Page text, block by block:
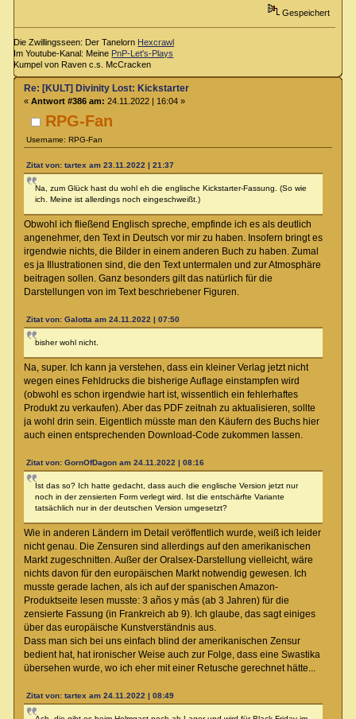
Gespeichert
Die Zwillingsseen: Der Tanelorn Hexcrawl
Im Youtube-Kanal: Meine PnP-Let's-Plays
Kumpel von Raven c.s. McCracken
RPG-Fan
Username: RPG-Fan
Re: [KULT] Divinity Lost: Kickstarter
« Antwort #386 am: 24.11.2022 | 16:04 »
Zitat von: tartex am 23.11.2022 | 21:37
Na, zum Glück hast du wohl eh die englische Kickstarter-Fassung. (So wie
ich. Meine ist allerdings noch eingeschweißt.)
Obwohl ich fließend Englisch spreche, empfinde ich es als deutlich
angenehmer, den Text in Deutsch vor mir zu haben. Insofern bringt es
irgendwie nichts, die Bilder in einem anderen Buch zu haben. Zumal
es ja Illustrationen sind, die den Text untermalen und zur Atmosphäre
beitragen sollen. Ganz besonders gilt das natürlich für die
Darstellungen von im Text beschriebener Figuren.
Zitat von: Galotta am 24.11.2022 | 07:50
bisher wohl nicht.
Na, super. Ich kann ja verstehen, dass ein kleiner Verlag jetzt nicht
wegen eines Fehldrucks die bisherige Auflage einstampfen wird
(obwohl es schon irgendwie hart ist, wissentlich ein fehlerhaftes
Produkt zu verkaufen). Aber das PDF zeitnah zu aktualisieren, sollte
ja wohl drin sein. Eigentlich müsste man den Käufern des Buchs hier
auch einen entsprechenden Download-Code zukommen lassen.
Zitat von: GornOfDagon am 24.11.2022 | 08:16
Ist das so? Ich hatte gedacht, dass auch die englische Version jetzt nur
noch in der zensierten Form verlegt wird. Ist die entschärfte Variante
tatsächlich nur in der deutschen Version umgesetzt?
Wie in anderen Ländern im Detail veröffentlich wurde, weiß ich leider
nicht genau. Die Zensuren sind allerdings auf den amerikanischen
Markt zugeschnitten. Außer der Oralsex-Darstellung vielleicht, wäre
nichts davon für den europäischen Markt notwendig gewesen. Ich
musste gerade lachen, als ich auf der spanischen Amazon-
Produktseite lesen musste: 3 años y más (ab 3 Jahren) für die
zensierte Fassung (in Frankreich ab 9). Ich glaube, das sagt einiges
über das europäische Kunstverständnis aus.
Dass man sich bei uns einfach blind der amerikanischen Zensur
bedient hat, hat ironischer Weise auch zur Folge, dass eine Swastika
übersehen wurde, wo ich eher mit einer Retusche gerechnet hätte...
Zitat von: tartex am 24.11.2022 | 08:49